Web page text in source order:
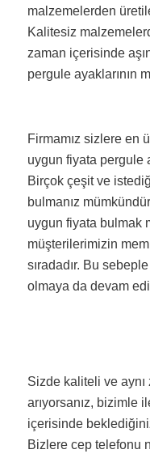
malzemelerden
Kalitesiz
zaman içerisinde
pergule ayaklarının
Firmamız sizlere en
uygun fiyata pergule
Birçok çeşit ve
bulmanız
uygun fiyata bulmak
müşterilerimizin
sıradadır. Bu
olmaya da devam
Sizde kaliteli ve aynı
arıyorsanız, bizimle
içerisinde
Bizlere cep telefonu